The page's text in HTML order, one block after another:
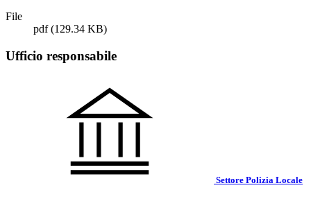
File
pdf(129.34 KB)
Ufficio responsabile
Settore Polizia Locale